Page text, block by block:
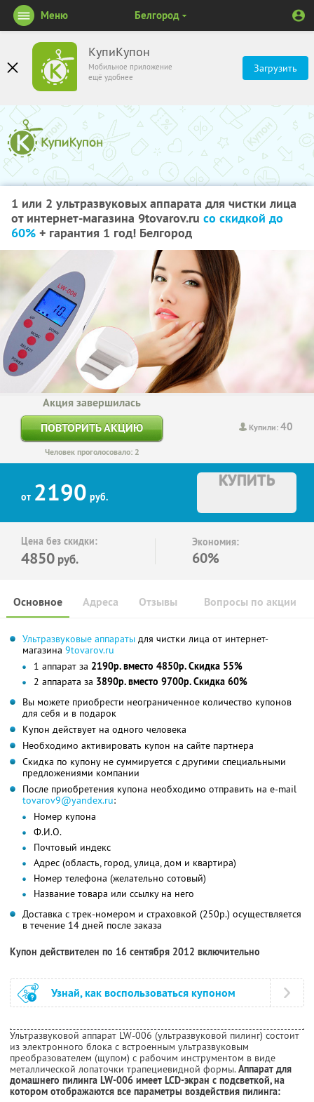
КупиКупон
Мобильное приложение
ещё удобнее
Загрузить
Меню Белгород
1 или 2 ультразвуковых аппарата для чистки лица
от интернет-магазина 9tovarov.ru со скидкой до
60% + гарантия 1 год! Белгород
Купили:40
Акция завершилась
ПОВТОРИТЬ АКЦИЮ
Человек проголосовало: 2
от 2190 руб.
КУПИТЬ
Цена без скидки:
4850 руб.
Экономия:
60%
Основное Отзывы Вопросы по акции
Адреса
Ультразвуковые аппараты для чистки лица от интернет-
магазина 9tovarov.ru
1 аппарат за 2190р. вместо 4850р. Скидка 55%
2 аппарата за 3890р. вместо 9700р. Скидка 60%
Вы можете приобрести неограниченное количество купонов
для себя и в подарок
Купон действует на одного человека
Необходимо активировать купон на сайте партнера
Скидка по купону не суммируется с другими специальными
предложениями компании
После приобретения купона необходимо отправить на e-mail
tovarov9@yandex.ru:
Номер купона
Ф.И.О.
Почтовый индекс
Адрес (область, город, улица, дом и квартира)
Номер телефона (желательно сотовый)
Название товара или ссылку на него
Доставка с трек-номером и страховкой (250р.) осуществляется
в течение 14 дней после заказа
Купон действителен по 16 сентября 2012 включительно
Узнай, как воспользоваться купоном
Ультразвуковой аппарат LW-006 (ультразвуковой пилинг) состоит
из электронного блока с встроенным ультразвуковым
преобразователем (щупом) с рабочим инструментом в виде
металлической лопаточки трапециевидной формы.Аппарат для
домашнего пилинга LW-006 имеет LCD-экран с подсветкой, на
котором отображаются все параметры воздействия пилинга: